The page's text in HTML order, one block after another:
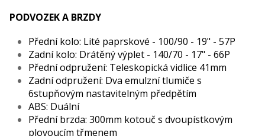
PODVOZEK A BRZDY
Přední kolo: Lité paprskové - 100/90 - 19" - 57P
Zadní kolo: Drátěný výplet - 140/70 - 17" - 66P
Přední odpružení: Teleskopická vidlice 41mm
Zadní odpružení: Dva emulzní tlumiče s
6stupňovým nastavitelným předpětím
ABS: Duální
Přední brzda: 300mm kotouč s dvoupístkovým
plovoucím třmenem